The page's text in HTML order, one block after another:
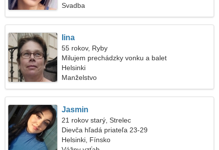
Svadba
Iina
55 rokov, Ryby
Milujem prechádzky vonku a balet
Helsinki
Manželstvo
Jasmin
21 rokov starý, Strelec
Dievča hľadá priateľa 23-29
Helsinki, Fínsko